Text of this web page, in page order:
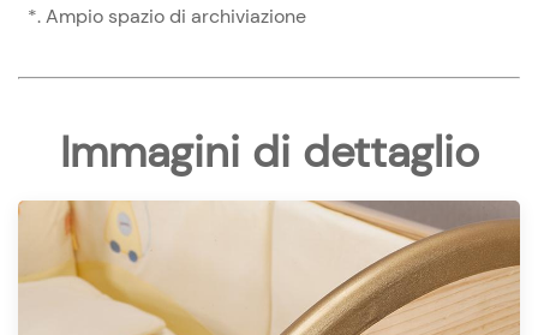
*. Ampio spazio di archiviazione
Immagini di dettaglio